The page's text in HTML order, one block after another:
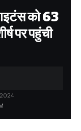
को 63
पर पहुंची